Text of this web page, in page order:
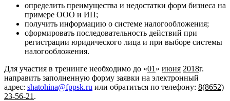
определить преимущества и недостатки форм бизнеса на
примере ООО и ИП;
получить информацию о системе налогообложения;
сформировать последовательность действий при
регистрации юридического лица и при выборе системы
налогообложения.
Для участия в тренинге необходимо до «01 » июня 2018г.
направить заполненную форму заявки на электронный
адрес: shatohina@fppsk.ru или обратиться по телефону: 8(8652)
23-56-21 .